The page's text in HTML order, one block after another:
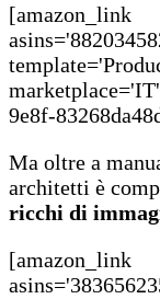
[amazon_link
9e8f-
Ma oltre a
architetti è
ricchi di
[amazon_link